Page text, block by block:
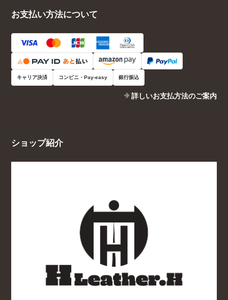
お支払い方法について
キャリア決済 コンビニ・Pay-easy 銀行振込
詳しいお支払方法のご案内
ショップ紹介